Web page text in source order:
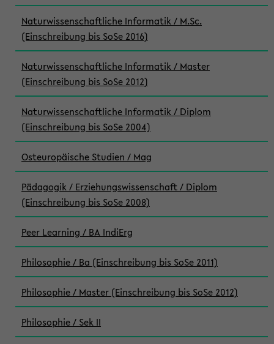
Naturwissenschaftliche Informatik / M.Sc.
(Einschreibung bis SoSe 2016)
Naturwissenschaftliche Informatik / Master
(Einschreibung bis SoSe 2012)
Naturwissenschaftliche Informatik / Diplom
(Einschreibung bis SoSe 2004)
Osteuropäische Studien / Mag
Pädagogik / Erziehungswissenschaft / Diplom
(Einschreibung bis SoSe 2008)
Peer Learning / BA IndiErg
Philosophie / Ba (Einschreibung bis SoSe 2011)
Philosophie / Master (Einschreibung bis SoSe 2012)
Philosophie / Sek II